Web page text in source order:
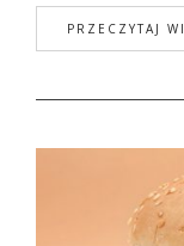
PRZECZYTAJ